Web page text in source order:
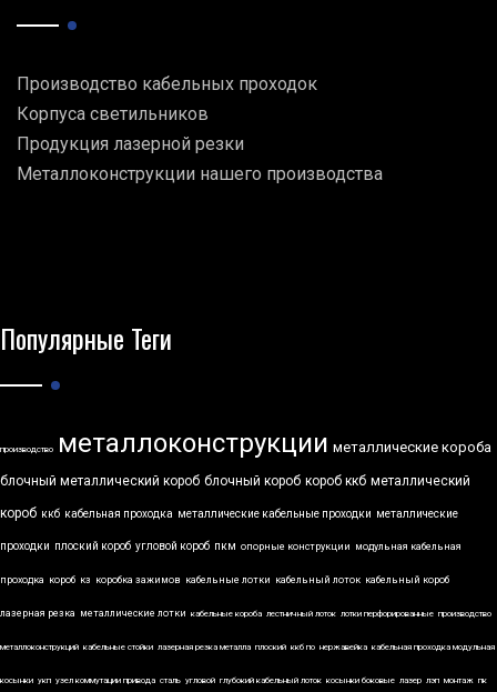
Производство кабельных проходок
Корпуса светильников
Продукция лазерной резки
Металлоконструкции нашего производства
Популярные Теги
производство металлоконструкции металлические короба
блочный металлический короб блочный короб короб ккб металлический
короб ккб кабельная проходка металлические кабельные проходки металлические
проходки плоский короб угловой короб пкм опорные конструкции модульная кабельная
проходка короб кз коробка зажимов кабельные лотки кабельный лоток кабельный короб
лазерная резка металлические лотки кабельные короба лестничный лоток лотки перфорированные производство
металлоконструкций кабельные стойки лазерная резка металла плоский ккб по нержавейка кабельная проходка модульная
косынки укп узел коммутации привода сталь угловой глубокий кабельный лоток косынки боковые лазер лэп монтаж пк